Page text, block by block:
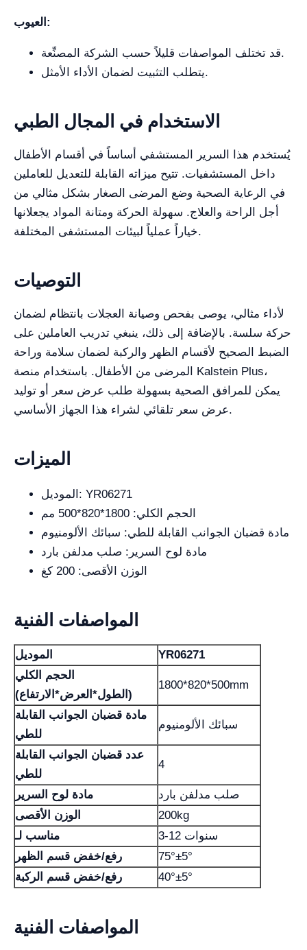
العيوب:
قد تختلف المواصفات قليلاً حسب الشركة المصنِّعة.
يتطلب التثبيت لضمان الأداء الأمثل.
الاستخدام في المجال الطبي
يُستخدم هذا السرير المستشفي أساساً في أقسام الأطفال
داخل المستشفيات. تتيح ميزاته القابلة للتعديل للعاملين
في الرعاية الصحية وضع المرضى الصغار بشكل مثالي من
أجل الراحة والعلاج. سهولة الحركة ومتانة المواد يجعلانها
خياراً عملياً لبيئات المستشفى المختلفة.
التوصيات
لأداء مثالي، يوصى بفحص وصيانة العجلات بانتظام لضمان
حركة سلسة. بالإضافة إلى ذلك، ينبغي تدريب العاملين على
الضبط الصحيح لأقسام الظهر والركبة لضمان سلامة وراحة
المرضى من الأطفال. باستخدام منصة Kalstein Plus،
يمكن للمرافق الصحية بسهولة طلب عرض سعر أو توليد
عرض سعر تلقائي لشراء هذا الجهاز الأساسي.
الميزات
الموديل: YR06271
الحجم الكلي: 1800*820*500 مم
مادة قضبان الجوانب القابلة للطي: سبائك الألومنيوم
مادة لوح السرير: صلب مدلفن بارد
الوزن الأقصى: 200 كغ
المواصفات الفنية
الموديل
YR06271
الحجم الكلي
(الطول*العرض*الارتفاع)
1800*820*500mm
مادة قضبان الجوانب القابلة
للطي
سبائك الألومنيوم
عدد قضبان الجوانب القابلة
للطي
4
مادة لوح السرير
صلب مدلفن بارد
الوزن الأقصى
200kg
مناسب لـ
3-12 سنوات
رفع/خفض قسم الظهر
75°±5°
رفع/خفض قسم الركبة
40°±5°
المواصفات الفنية